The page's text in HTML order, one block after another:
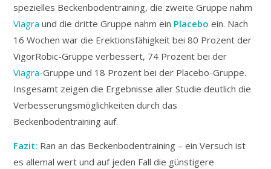
spezielles Beckenbodentraining, die zweite Gruppe nahm
Viagra und die dritte Gruppe nahm ein Placebo ein. Nach
16 Wochen war die Erektionsfähigkeit bei 80 Prozent der
VigorRobic-Gruppe verbessert, 74 Prozent bei der
Viagra-Gruppe und 18 Prozent bei der Placebo-Gruppe.
Insgesamt zeigen die Ergebnisse aller Studie deutlich die
Verbesserungsmöglichkeiten durch das
Beckenbodentraining auf.
Fazit: Ran an das Beckenbodentraining – ein Versuch ist
es allemal wert und auf jeden Fall die günstigere